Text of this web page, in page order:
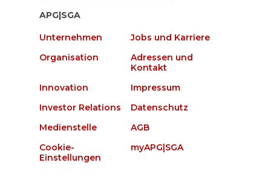
APG|SGA
Unternehmen
Jobs und Karriere
Organisation
Adressen und
Kontakt
Innovation
Impressum
Investor Relations
Datenschutz
Medienstelle
AGB
Cookie-
Einstellungen
myAPG|SGA